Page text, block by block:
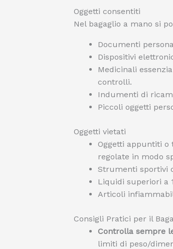
Oggetti consentiti
Nel bagaglio a mano si
Documenti
Dispositivi
Medicinali
controlli.
Indumenti di
Piccoli oggetti
Oggetti vietati
Oggetti appuntiti o
regolate in modo
Strumenti sportivi
Liquidi superiori a
Articoli
Consigli Pratici per il
Controlla sempre
limiti di peso/